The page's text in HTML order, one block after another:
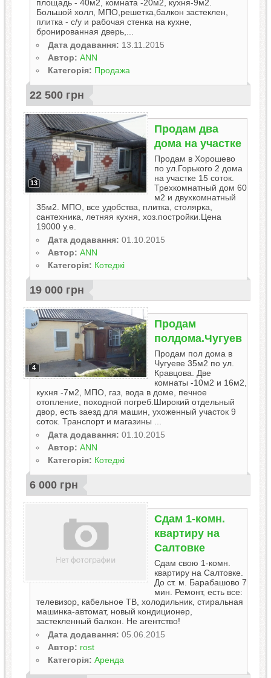
площадь - 40м2, комната -20м2, кухня-9м2.
Большой холл, МПО,решетка,балкон застеклен,
плитка - с/у и рабочая стенка на кухне,
бронированная дверь,...
Дата додавання: 13.11.2015
Автор: ANN
Категорія: Продажа
22 500 грн
13
Продам два
дома на участке
Продам в Хорошево
по ул.Горького 2 дома
на участке 15 соток.
Трехкомнатный дом 60
м2 и двухкомнатный
35м2. МПО, все удобства, плитка, столярка,
сантехника, летняя кухня, хоз.постройки.Цена
19000 у.е.
Дата додавання: 01.10.2015
Автор: ANN
Категорія: Котеджі
19 000 грн
4
Продам
полдома.Чугуев
Продам пол дома в
Чугуеве 35м2 по ул.
Кравцова. Две
комнаты -10м2 и 16м2,
кухня -7м2, МПО, газ, вода в доме, печное
отопление, походной погреб.Широкий отдельный
двор, есть заезд для машин, ухоженный участок 9
соток. Транспорт и магазины ...
Дата додавання: 01.10.2015
Автор: ANN
Категорія: Котеджі
6 000 грн
Сдам 1-комн.
квартиру на
Салтовке
Сдам свою 1-комн.
квартиру на Салтовке.
До ст. м. Барабашово 7
мин. Ремонт, есть все:
телевизор, кабельное ТВ, холодильник, стиральная
машинка-автомат, новый кондиционер,
застекленный балкон. Не агентство!
Дата додавання: 05.06.2015
Автор: rost
Категорія: Аренда